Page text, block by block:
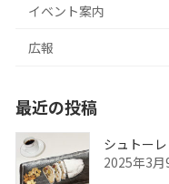
イベント案内
広報
最近の投稿
シュトー
2025年3月